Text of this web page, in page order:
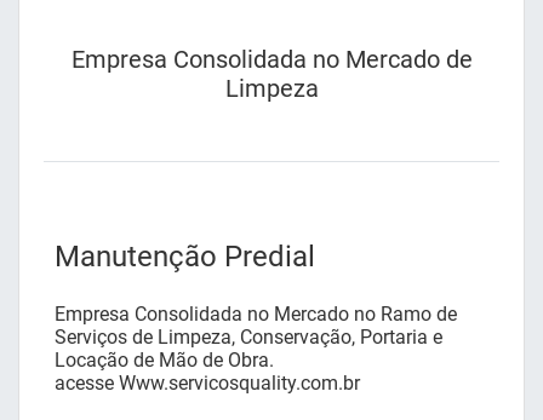
Empresa Consolidada no Mercado de
Limpeza
Manutenção Predial
Empresa Consolidada no Mercado no Ramo de
Serviços de Limpeza, Conservação, Portaria e
Locação de Mão de Obra.
acesse Www.servicosquality.com.br